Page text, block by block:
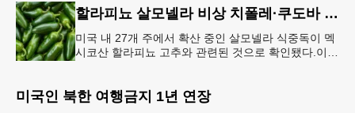
할라피뇨 살모넬라 비상 치폴레·쿠도바 긴급 회수
미국 내 27개 주에서 확산 중인 살모넬라 식중독이 멕
시코산 할라피뇨 고추와 관련된 것으로 확인됐다.이에
미국인 북한 여행금지 1년 연장